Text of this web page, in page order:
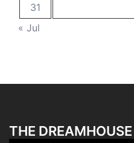
31
« Jul
THE